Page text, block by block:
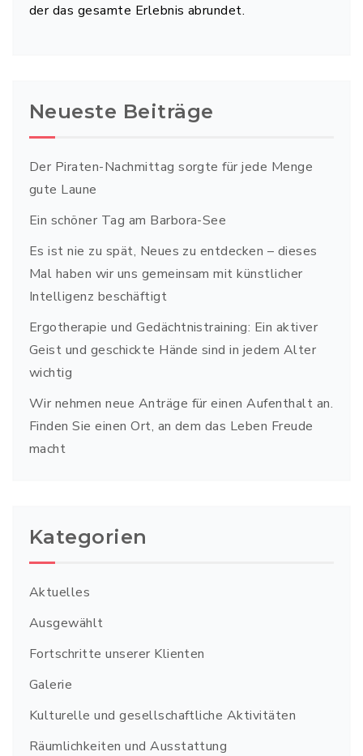
der das gesamte Erlebnis abrundet.
Neueste Beiträge
Der Piraten-Nachmittag sorgte für jede Menge
gute Laune
Ein schöner Tag am Barbora-See
Es ist nie zu spät, Neues zu entdecken – dieses
Mal haben wir uns gemeinsam mit künstlicher
Intelligenz beschäftigt
Ergotherapie und Gedächtnistraining: Ein aktiver
Geist und geschickte Hände sind in jedem Alter
wichtig
Wir nehmen neue Anträge für einen Aufenthalt an.
Finden Sie einen Ort, an dem das Leben Freude
macht
Kategorien
Aktuelles
Ausgewählt
Fortschritte unserer Klienten
Galerie
Kulturelle und gesellschaftliche Aktivitäten
Räumlichkeiten und Ausstattung